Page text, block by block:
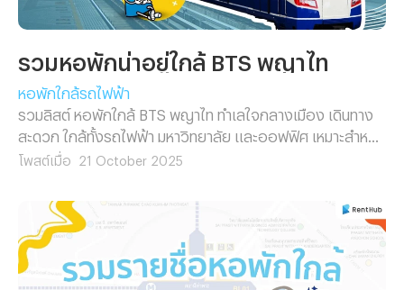
รวมหอพักน่าอยู่ใกล้ BTS พญาไท
หอพักใกล้รถไฟฟ้า
รวมลิสต์ หอพักใกล้ BTS พญาไท ทำเลใจกลางเมือง เดินทาง
สะดวก ใกล้ทั้งรถไฟฟ้า มหาวิทยาลัย และออฟฟิศ เหมาะสำหรับ
คนทำงานและนักศึกษาที่อยากพักในย่านพญาไท
โพสต์เมื่อ 21 October 2025